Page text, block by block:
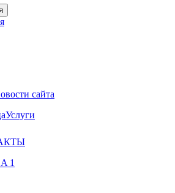
сайта
Услуги
1